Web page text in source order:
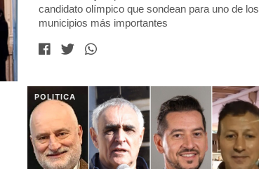
candidato olímpico que sondean para uno de los
municipios más importantes
POLITICA